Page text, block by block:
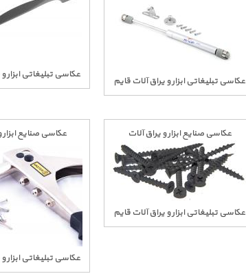
عکاسی تبلیغاتی ابزار و یراق آلات قایم عکاسی تبلیغاتی ابزار
عکاسی صنایع ابزار و یراق آلات
عکاسی تبلیغاتی ابزار و یراق آلات قایم
عکاسی صنایع ابزار
عکاسی تبلیغاتی ابزار